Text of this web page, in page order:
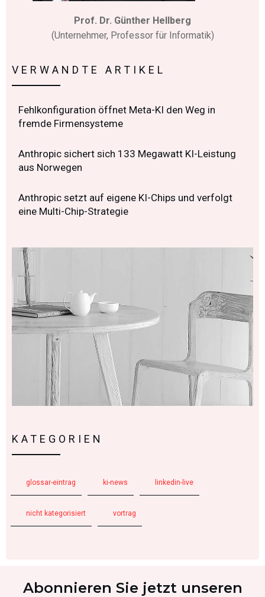
Prof. Dr. Günther Hellberg
(Unternehmer, Professor für Informatik)
VERWANDTE ARTIKEL
Fehlkonfiguration öffnet Meta-KI den Weg in
fremde Firmensysteme
Anthropic sichert sich 133 Megawatt KI-Leistung
aus Norwegen
Anthropic setzt auf eigene KI-Chips und verfolgt
eine Multi-Chip-Strategie
KATEGORIEN
glossar-eintrag ki-news linkedin-live
nicht kategorisiert vortrag
Abonnieren Sie jetzt unseren